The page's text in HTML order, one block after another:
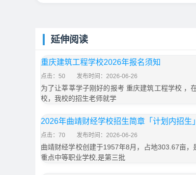
延伸阅读
重庆建筑工程学校2026年报名须知
点击：50 发布时间：2026-06-26
为了让莘莘学子刚好的报考 重庆建筑工程学校 ，
校，我校的招生老师就学
2026年曲靖财经学校招生简章「计划内招生」
点击：70 发布时间：2026-06-26
曲靖财经学校创建于1957年8月，占地303.67亩
重点中等职业学校,是第三批